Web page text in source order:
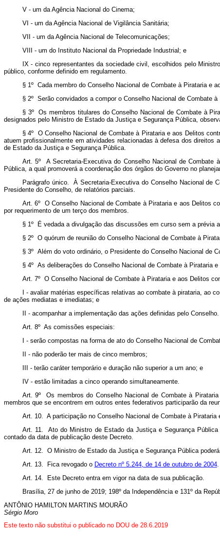
V - um da Agência Nacional do Cinema;
VI - um da Agência Nacional de Vigilância Sanitária;
VII - um da Agência Nacional de Telecomunicações;
VIII - um do Instituto Nacional da Propriedade Industrial; e
IX - cinco representantes da sociedade civil, escolhidos pelo
público, conforme definido em regulamento.
§ 1º Cada membro do Conselho Nacional de Combate à Pirataria e
§ 2º Serão convidados a compor o Conselho Nacional de Combate
§ 3º Os membros titulares do Conselho Nacional de Combate à
designados pelo Ministro de Estado da Justiça e Segurança Pública,
§ 4º O Conselho Nacional de Combate à Pirataria e aos Delitos
atuem profissionalmente em atividades relacionadas à defesa dos
de Estado da Justiça e Segurança Pública.
Art. 5º A Secretaria-Executiva do Conselho Nacional de Combate
Pública, a qual promoverá a coordenação dos órgãos do Governo no
Parágrafo único. À Secretaria-Executiva do Conselho Nacional de
Presidente do Conselho, de relatórios parciais.
Art. 6º O Conselho Nacional de Combate à Pirataria e aos Delitos
por requerimento de um terço dos membros.
§ 1º É vedada a divulgação das discussões em curso sem a prévia
§ 2º O quórum de reunião do Conselho Nacional de Combate à
§ 3º Além do voto ordinário, o Presidente do Conselho Nacional de
§ 4º As deliberações do Conselho Nacional de Combate à Pirataria
Art. 7º O Conselho Nacional de Combate à Pirataria e aos Delitos
I - avaliar matérias específicas relativas ao combate à pirataria, ao
de ações mediatas e imediatas; e
II - acompanhar a implementação das ações definidas pelo Conselho.
Art. 8º As comissões especiais:
I - serão compostas na forma de ato do Conselho Nacional de
II - não poderão ter mais de cinco membros;
III - terão caráter temporário e duração não superior a um ano; e
IV - estão limitadas a cinco operando simultaneamente.
Art. 9º Os membros do Conselho Nacional de Combate à
membros que se encontrem em outros entes federativos participarão da
Art. 10. A participação no Conselho Nacional de Combate à
Art. 11. Ato do Ministro de Estado da Justiça e Segurança
contado da data de publicação deste Decreto.
Art. 12. O Ministro de Estado da Justiça e Segurança Pública
Art. 13. Fica revogado o Decreto nº 5.244, de 14 de outubro de 2004.
Art. 14. Este Decreto entra em vigor na data de sua publicação.
Brasília, 27 de junho de 2019; 198º da Independência e 131º da
ANTÔNIO HAMILTON MARTINS MOURÃO
Sérgio Moro
Este texto não substitui o publicado no DOU de 28.6.2019